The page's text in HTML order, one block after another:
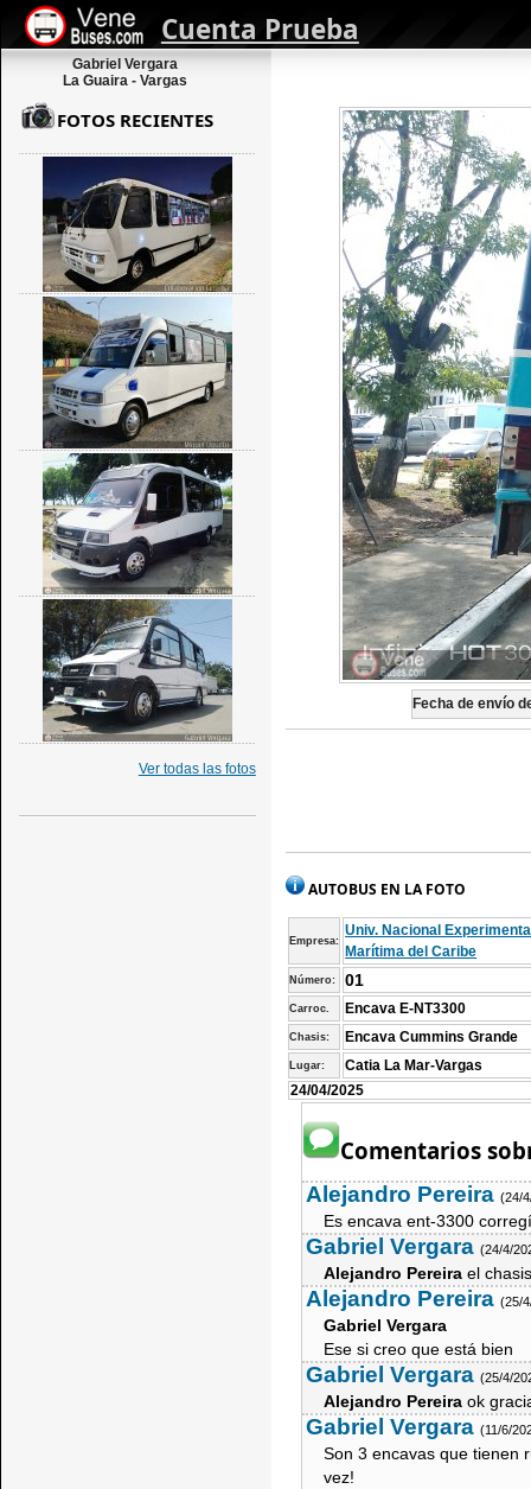
Cuenta Prueba
Gabriel Vergara
La Guaira - Vargas
Fecha de envío
AUTOBUS EN LA FOTO
Empresa:
Univ. Nacional
Marítima del Caribe
Número: 01
Carroc. Encava E-NT3300
Chasis: Encava Cummins Grande
Lugar:
Catia La Mar-Vargas
24/04/2025
Comentarios
Alejandro Pereira(24/
Es encava ent-3300
Gabriel Vergara(24/4/
Alejandro Pereirael
Alejandro Pereira(25/
Gabriel Vergara
Ese si creo que está bien
Gabriel Vergara(25/4/
Alejandro Pereiraok
Gabriel Vergara(11/6/
Son 3 encavas que tienen
vez!
FOTOS RECIENTES
Ver todas las fotos